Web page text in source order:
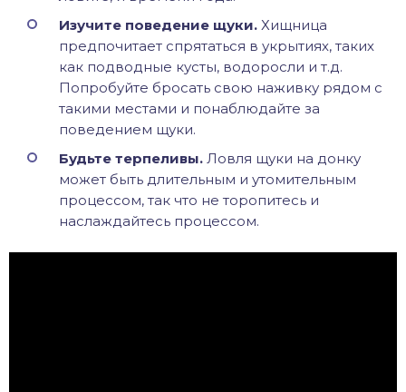
Изучите поведение щуки. Хищница
предпочитает спрятаться в укрытиях, таких
как подводные кусты, водоросли и т.д.
Попробуйте бросать свою наживку рядом с
такими местами и понаблюдайте за
поведением щуки.
Будьте терпеливы. Ловля щуки на донку
может быть длительным и утомительным
процессом, так что не торопитесь и
наслаждайтесь процессом.